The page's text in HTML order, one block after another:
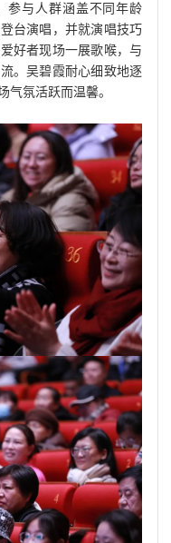
参与人群涵盖不同年龄
台演唱，并就演唱技巧
好者现场一展歌喉，与
。吴碧霞耐心细致地逐
气氛活跃而温馨。